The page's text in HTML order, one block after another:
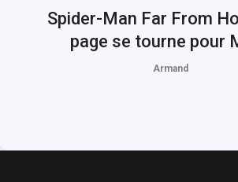
Spider-Man Far From
page se tourne pour
Armand